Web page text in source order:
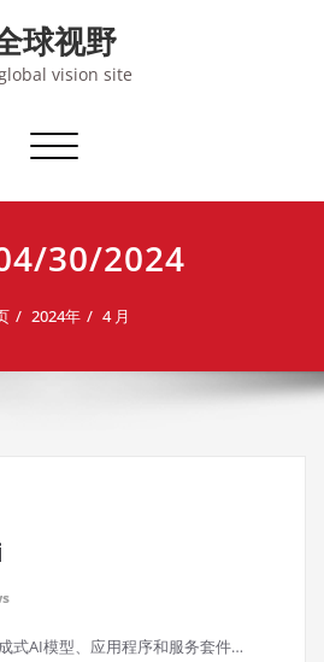
球视野
vision site
切
导
30/2024
2024年 4 月
式AI模型、应用程序和服务套件…